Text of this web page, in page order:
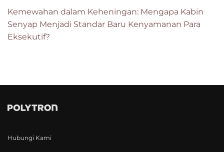
Kemewahan dalam Keheningan: Mengapa Kabin
Senyap Menjadi Standar Baru Kenyamanan Para
Eksekutif?
Hubungi Kami